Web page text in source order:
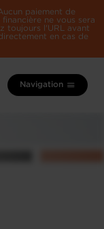
paiement de
ne vous sera
toujours l'URL avant
en cas de
Navigation